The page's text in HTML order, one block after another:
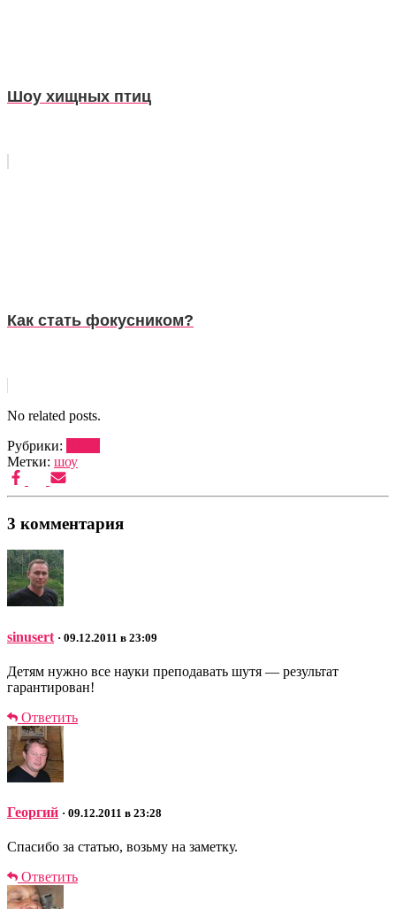
Шоу хищных птиц
Как стать фокусником?
No related posts.
Рубрики:
Метки: шоу
3 комментария
sinusert · 09.12.2011 в 23:09
Детям нужно все науки преподавать шутя — результат
гарантирован!
Ответить
Георгий · 09.12.2011 в 23:28
Спасибо за статью, возьму на заметку.
Ответить